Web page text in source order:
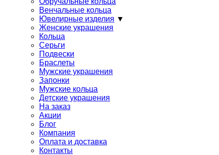
Венчальные кольца
Ювелирные изделия ▼
Женские украшения
Кольца
Серьги
Подвески
Браслеты
Мужские украшения
Запонки
Мужские кольца
Детские украшения
На заказ
Акции
Блог
Компания
Оплата и доставка
Контакты